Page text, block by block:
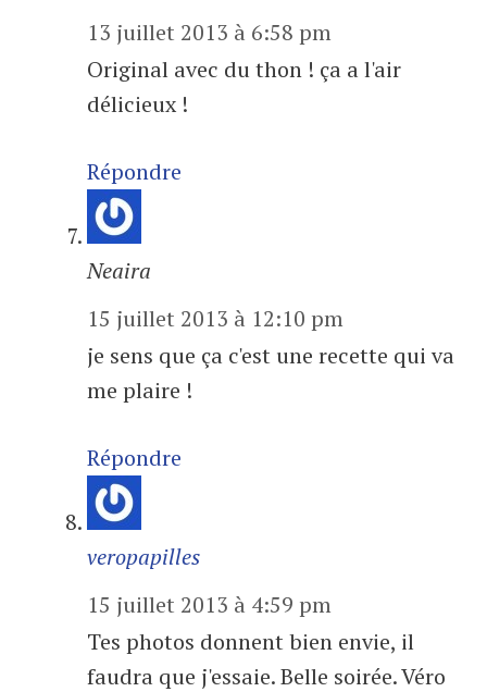
13 juillet 2013 à 6:58 pm
Original avec du thon ! ça a l'air
délicieux !
Répondre
Neaira
15 juillet 2013 à 12:10 pm
je sens que ça c'est une recette qui va
me plaire !
Répondre
veropapilles
15 juillet 2013 à 4:59 pm
Tes photos donnent bien envie, il
faudra que j'essaie. Belle soirée. Véro